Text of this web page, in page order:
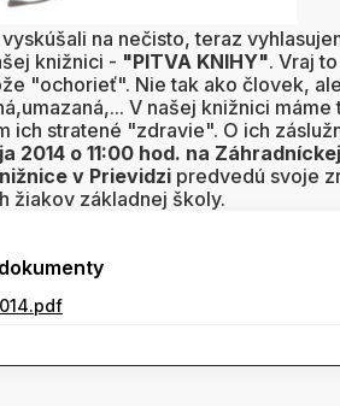
na nečisto, teraz
knižnici - "PITVA KNIHY". Vraj
"ochorieť". Nie tak ako človek,
V našej knižnici
ich stratené "zdravie". O ich
2014 o 11:00 hod. na
v Prievidzi predvedú svoje
žiakov základnej školy.